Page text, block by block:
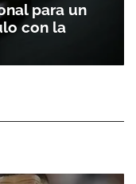
para un
con la